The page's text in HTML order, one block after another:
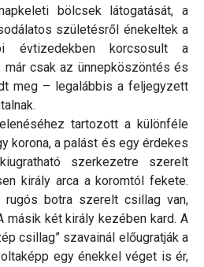
bölcsek látogatását, a
születésről énekeltek a
évtizedekben korcsosult a
már csak az ünnepköszöntés és
meg – legalábbis a feljegyzett
tartozott a különféle
korona, a palást és egy érdekes
szerkezetre szerelt
király arca a koromtól fekete.
rugós botra szerelt csillag van,
másik két király kezében kard. A
csillag” szavainál előugratják a
egy énekkel véget is ér,